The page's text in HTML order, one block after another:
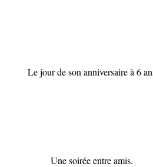
Le jour de son anniversaire à 6
Une soirée entre amis.